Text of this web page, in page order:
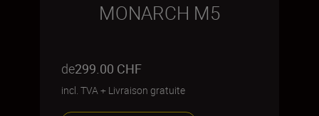
MONARCH M5
de299.00 CHF
incl. TVA+ Livraison gratuite